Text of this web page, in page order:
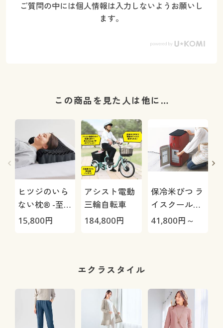
ご質問の中には個人情報は入力しないようお願いし
ます。
この商品を見た人は他に…
ヒツジのいら
ない枕® -至
極-
15,800円
アシスト電動
三輪自転車
184,800円
保冷米びつ ラ
イスクール
HRC-
41,800円～
エクラスタイル